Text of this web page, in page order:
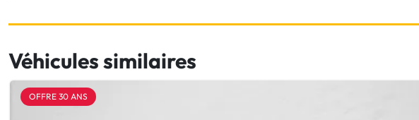
Véhicules similaires
OFFRE 30 ANS